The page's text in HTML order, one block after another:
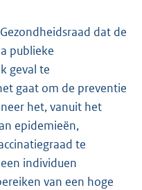
dat de
publieke
geval te
gaat om de preventie
het, vanuit het
epidemieën,
te
individuen
van een hoge